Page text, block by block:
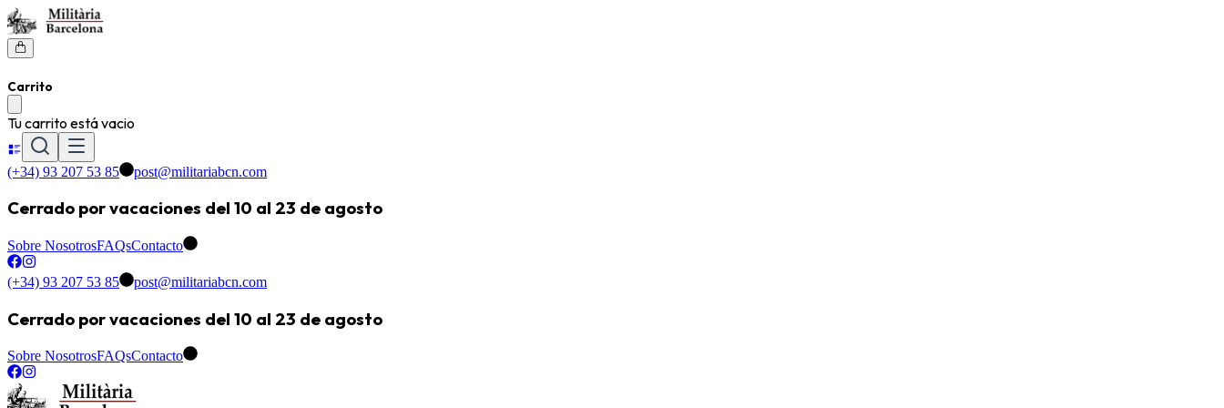
Carrito
Tu carrito está vacio
(+34) 93 207 53 85 post@militariabcn.com
Cerrado por vacaciones del 10 al 23 de agosto
Sobre NosotrosFAQsContacto
(+34) 93 207 53 85 post@militariabcn.com
Cerrado por vacaciones del 10 al 23 de agosto
Sobre NosotrosFAQsContacto